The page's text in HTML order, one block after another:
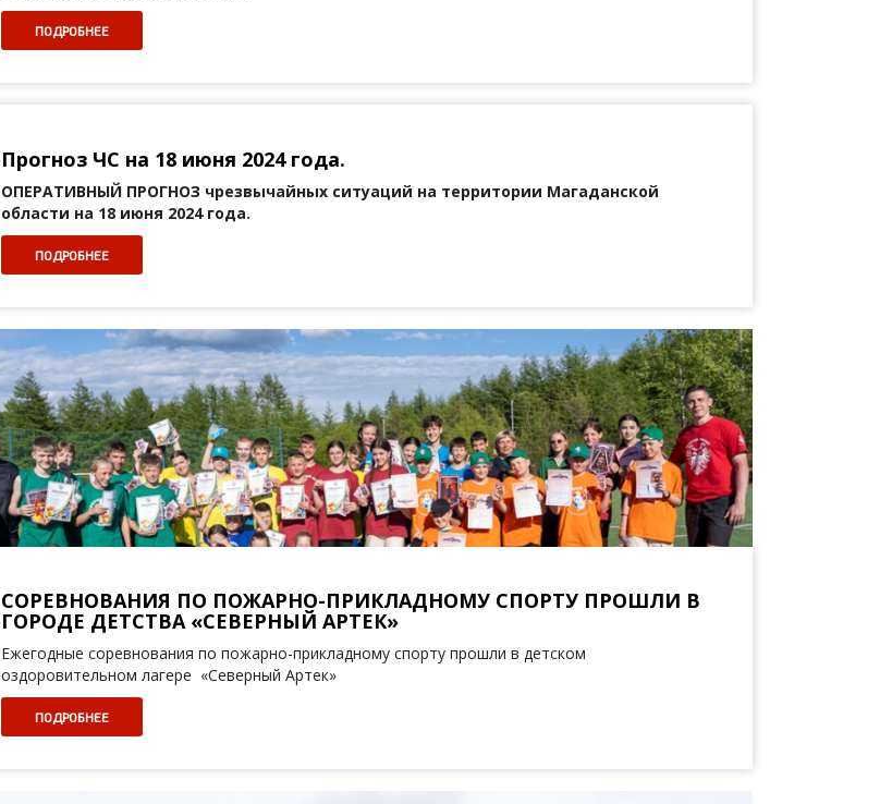
ПОДРОБНЕЕ
Прогноз ЧС на 18 июня 2024 года.
ОПЕРАТИВНЫЙ ПРОГНОЗ чрезвычайных ситуаций на территории Магаданской
области на 18 июня 2024 года.
ПОДРОБНЕЕ
СОРЕВНОВАНИЯ ПО ПОЖАРНО-ПРИКЛАДНОМУ СПОРТУ ПРОШЛИ В
ГОРОДЕ ДЕТСТВА «СЕВЕРНЫЙ АРТЕК»
Ежегодные соревнования по пожарно-прикладному спорту прошли в детском
оздоровительном лагере «Северный Артек»
ПОДРОБНЕЕ